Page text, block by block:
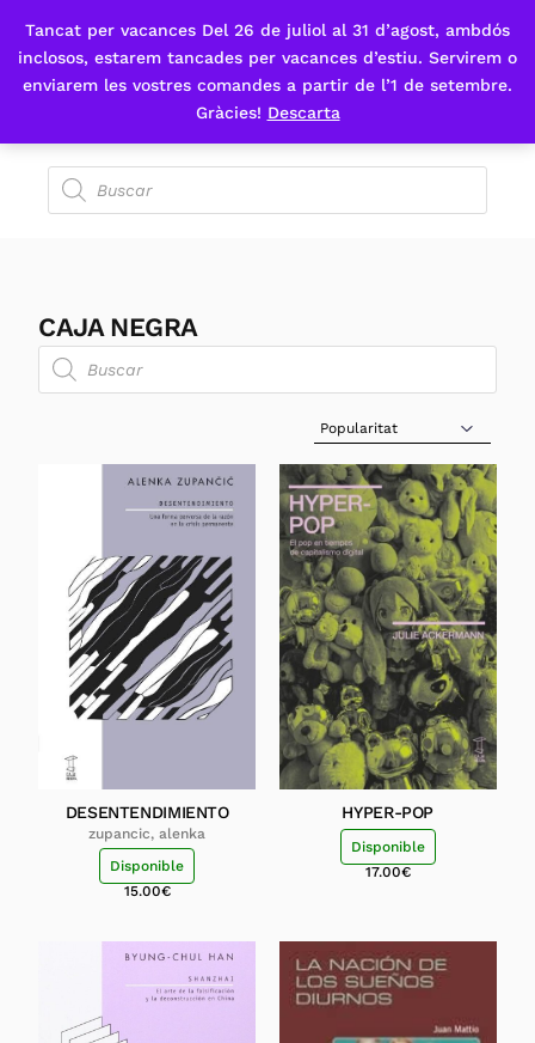
Tancat per vacances Del 26 de juliol al 31 d’agost, ambdós
inclosos, estarem tancades per vacances d’estiu. Servirem o
enviarem les vostres comandes a partir de l’1 de setembre.
Gràcies! Descarta
Fes-te'n sòcia
CAJA NEGRA
Sort Products
DESENTENDIMIENTO
zupancic, alenka
Disponible
15.00€
HYPER-POP
Disponible
17.00€